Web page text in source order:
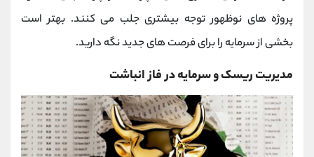
پروژه ‌های نوظهور توجه بیشتری جلب می کنند. بهتر است
بخشی از سرمایه را برای فرصت‌ های جدید نگه دارید.
مدیریت ریسک و سرمایه در فاز انباشت